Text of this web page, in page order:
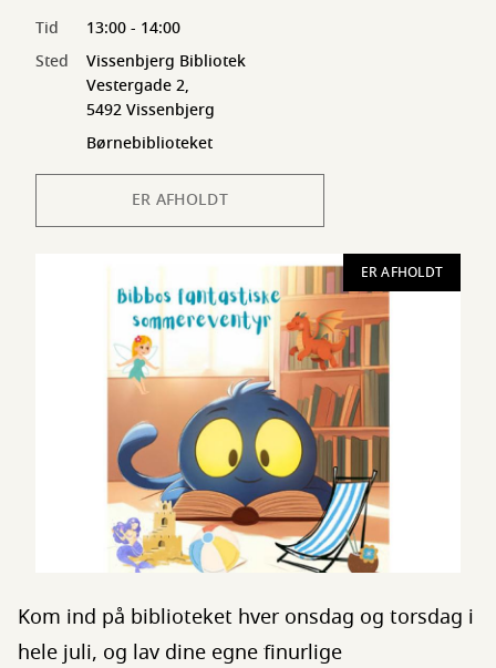
ER AFHOLDT
Tid
13:00 - 14:00
Sted
Vissenbjerg Bibliotek
Vestergade 2,
5492 Vissenbjerg
Børnebiblioteket
ER AFHOLDT
Kom ind på biblioteket hver onsdag og torsdag i
hele juli, og lav dine egne finurlige